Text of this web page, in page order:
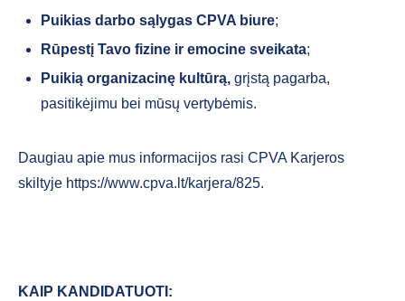
Puikias darbo sąlygas CPVA biure;
Rūpestį Tavo fizine ir emocine sveikata;
Puikią organizacinę kultūrą, grįstą pagarba,
pasitikėjimu bei mūsų vertybėmis.
Daugiau apie mus informacijos rasi CPVA Karjeros
skiltyje https://www.cpva.lt/karjera/825.
KAIP KANDIDATUOTI: